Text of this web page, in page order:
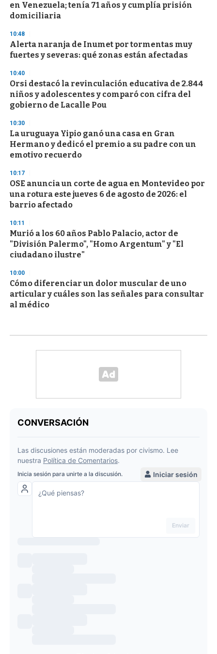
c
o
d
s
en Venezuela; tenía 71 años y cumplía prisión
domiciliaria
10:48
Alerta naranja de Inumet por tormentas muy
fuertes y severas: qué zonas están afectadas
10:40
Orsi destacó la revinculación educativa de 2.844
niños y adolescentes y comparó con cifra del
gobierno de Lacalle Pou
10:30
La uruguaya Yipio ganó una casa en Gran
Hermano y dedicó el premio a su padre con un
emotivo recuerdo
10:17
OSE anuncia un corte de agua en Montevideo por
una rotura este jueves 6 de agosto de 2026: el
barrio afectado
10:11
Murió a los 60 años Pablo Palacio, actor de
"División Palermo", "Homo Argentum" y "El
ciudadano ilustre"
10:00
Cómo diferenciar un dolor muscular de uno
articular y cuáles son las señales para consultar
al médico